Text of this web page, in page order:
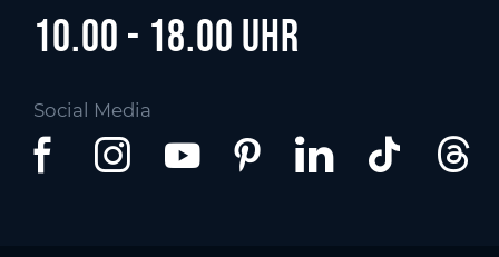
10.00 - 18.00 Uhr
Social Media